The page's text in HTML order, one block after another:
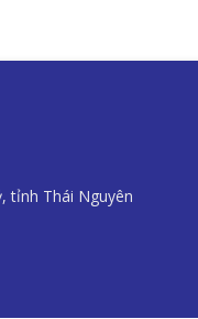
tỉnh Thái Nguyên